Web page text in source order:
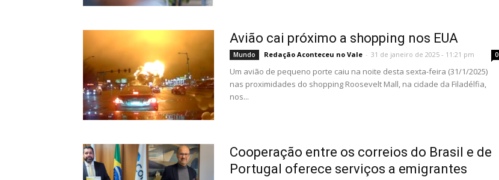
Avião cai próximo a shopping nos EUA
Mundo Redação Aconteceu no Vale - 31 de janeiro de 2025 - 11:21 pm 0
Um avião de pequeno porte caiu na noite desta sexta-feira (31/1/2025)
nas proximidades do shopping Roosevelt Mall, na cidade da Filadélfia,
nos...
Cooperação entre os correios do Brasil e de
Portugal oferece serviços a emigrantes